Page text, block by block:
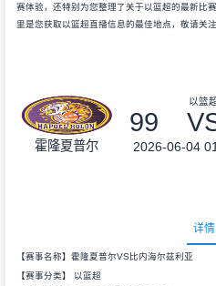
赛体验，还特别为您整理了关于以篮超的最新比
里是您获取以篮超直播信息的最佳地点，敬请关注
霍隆夏普尔
以篮
99
2026-06-04
详情
【赛事名称】霍隆夏普尔VS比内海尔兹利亚
【赛事分类】 以篮超